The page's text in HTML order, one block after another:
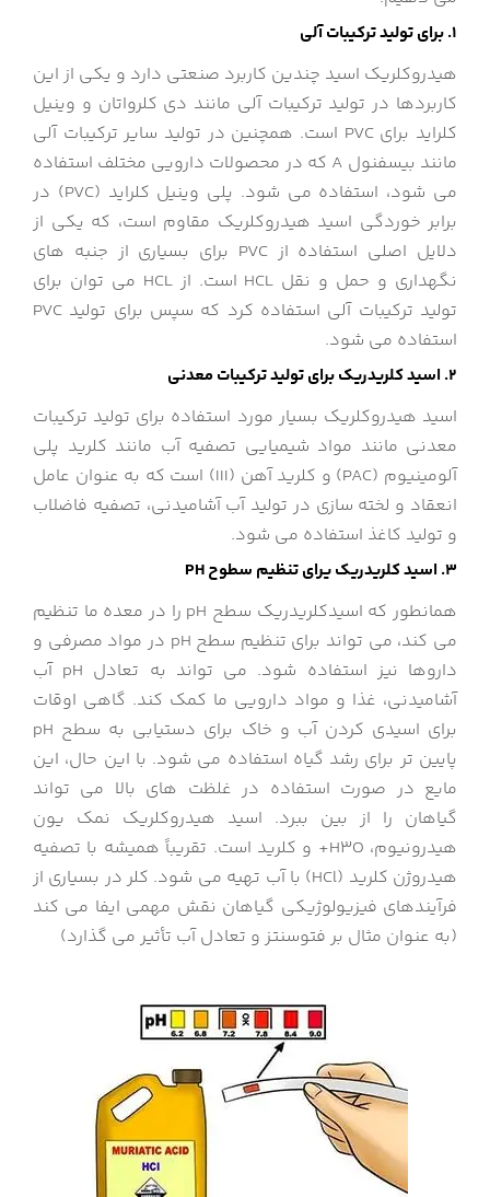
1. برای تولید ترکیبات آلی
هیدروکلریک اسید چندین کاربرد صنعتی دارد و یکی از این
کاربردها در تولید ترکیبات آلی مانند دی کلرواتان و وینیل
کلراید برای PVC است. همچنین در تولید سایر ترکیبات آلی
مانند بیسفنول A که در محصولات دارویی مختلف استفاده
می شود، استفاده می شود. پلی وینیل کلراید (PVC) در
برابر خوردگی اسید هیدروکلریک مقاوم است، که یکی از
دلایل اصلی استفاده از PVC برای بسیاری از جنبه های
نگهداری و حمل و نقل HCL است. از HCL می توان برای
تولید ترکیبات آلی استفاده کرد که سپس برای تولید PVC
استفاده می شود.
2. اسید کلریدریک برای تولید ترکیبات معدنی
اسید هیدروکلریک بسیار مورد استفاده برای تولید ترکیبات
معدنی مانند مواد شیمیایی تصفیه آب مانند کلرید پلی
آلومینیوم (PAC) و کلرید آهن (III) است که به عنوان عامل
انعقاد و لخته سازی در تولید آب آشامیدنی، تصفیه فاضلاب
و تولید کاغذ استفاده می شود.
3. اسید کلریدریک یرای تنظیم سطوح PH
همانطور که اسیدکلریدریک سطح pH را در معده ما تنظیم
می کند، می تواند برای تنظیم سطح pH در مواد مصرفی و
داروها نیز استفاده شود. می تواند به تعادل pH آب
آشامیدنی، غذا و مواد دارویی ما کمک کند. گاهی اوقات
برای اسیدی کردن آب و خاک برای دستیابی به سطح pH
پایین تر برای رشد گیاه استفاده می شود. با این حال، این
مایع در صورت استفاده در غلظت های بالا می تواند
گیاهان را از بین ببرد. اسید هیدروکلریک نمک یون
هیدرونیوم، H3O+ و کلرید است. تقریباً همیشه با تصفیه
هیدروژن کلرید (HCl) با آب تهیه می شود. کلر در بسیاری از
فرآیندهای فیزیولوژیکی گیاهان نقش مهمی ایفا می کند
(به عنوان مثال بر فتوسنتز و تعادل آب تأثیر می گذارد)